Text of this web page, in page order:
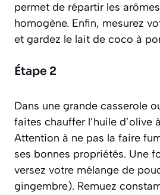
permet de répartir les
homogène. Enfin, mesurez
et gardez le lait de coco à
Étape 2
Dans une grande casserole
faites chauffer l’huile d’olive
Attention à ne pas la faire
ses bonnes propriétés. Une
versez votre mélange de
gingembre). Remuez